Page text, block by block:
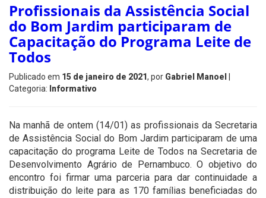
Profissionais da Assistência Social
do Bom Jardim participaram de
Capacitação do Programa Leite de
Todos
Publicado em 15 de janeiro de 2021, por Gabriel Manoel
Categoria: Informativo
Na manhã de ontem (14/01) as profissionais da Secretaria
de Assistência Social do Bom Jardim participaram de uma
capacitação do programa Leite de Todos na Secretaria de
Desenvolvimento Agrário de Pernambuco. O objetivo do
encontro foi firmar uma parceria para dar continuidade a
distribuição do leite para as 170 famílias beneficiadas do